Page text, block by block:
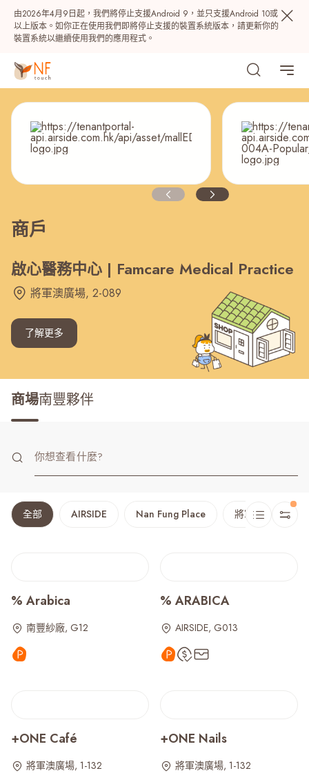
由2026年4月9日起，我們將停止支援Android 9，並只支援Android 10或
以上版本。如你正在使用我們即將停止支援的裝置系統版本，請更新你的
裝置系統以繼續使用我們的應用程式。
熱門
最近搜尋紀錄
商戶
啟心醫務中心 | Famcare Medical Practice
將軍澳廣場, 2-089
了解更多
商場南豐夥伴
全部 AIRSIDE Nan Fung Place 將軍澳廣場
% Arabica
南豐紗廠, G12
% ARABICA
AIRSIDE, G013
+ONE Café
將軍澳廣場, 1-132
+ONE Nails
將軍澳廣場, 1-132